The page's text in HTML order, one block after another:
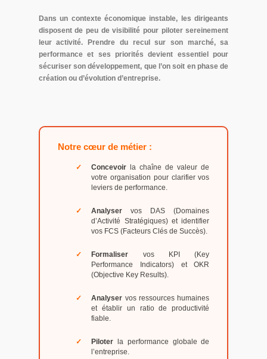
Dans un contexte économique instable, les dirigeants
disposent de peu de visibilité pour piloter sereinement
leur activité. Prendre du recul sur son marché, sa
performance et ses priorités devient essentiel pour
sécuriser son développement, que l’on soit en phase de
création ou d’évolution d’entreprise.
Notre cœur de métier :
Concevoir la chaîne de valeur de
votre organisation pour clarifier vos
leviers de performance.
Analyser vos DAS (Domaines
d’Activité Stratégiques) et identifier
vos FCS (Facteurs Clés de Succès).
Formaliser vos KPI (Key
Performance Indicators) et OKR
(Objective Key Results).
Analyser vos ressources humaines
et établir un ratio de productivité
fiable.
Piloter la performance globale de
l’entreprise.